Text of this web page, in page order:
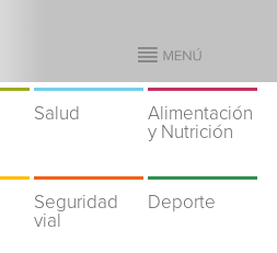
Salud
Alimentación
y Nutrición
Seguridad
vial
Deporte